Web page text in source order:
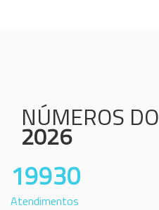
NÚMEROS DO
2026
19930
Atendimentos